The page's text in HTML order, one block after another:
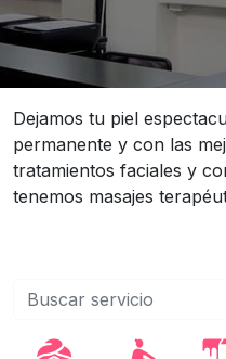
Dejamos tu piel
permanente y con las
tratamientos faciales y
tenemos masajes